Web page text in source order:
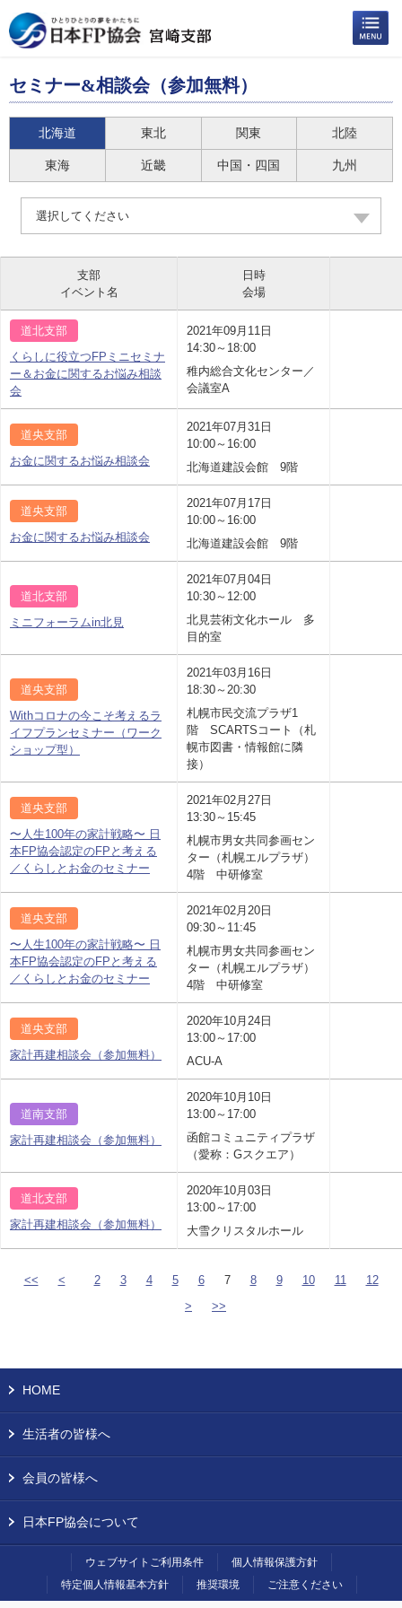
セミナー&相談会（参加無料）
北海道 東北 関東 北陸
東海 近畿 中国・四国 九州
選択してください
支部
イベント名
日時
会場
道北支部
くらしに役立つFPミニセミナ
ー＆お金に関するお悩み相談
会
2021年09月11日
14:30～18:00
稚内総合文化センター／
会議室A
道央支部
お金に関するお悩み相談会
2021年07月31日
10:00～16:00
北海道建設会館 9階
道央支部
お金に関するお悩み相談会
2021年07月17日
10:00～16:00
北海道建設会館 9階
道北支部
ミニフォーラムin北見
2021年07月04日
10:30～12:00
北見芸術文化ホール 多
目的室
道央支部
Withコロナの今こそ考えるラ
イフプランセミナー（ワーク
ショップ型）
2021年03月16日
18:30～20:30
札幌市民交流プラザ1
階 SCARTSコート（札
幌市図書・情報館に隣
接）
道央支部
〜人生100年の家計戦略〜 日
本FP協会認定のFPと考える
／くらしとお金のセミナー
2021年02月27日
13:30～15:45
札幌市男女共同参画セン
ター（札幌エルプラザ）
4階 中研修室
道央支部
〜人生100年の家計戦略〜 日
本FP協会認定のFPと考える
／くらしとお金のセミナー
2021年02月20日
09:30～11:45
札幌市男女共同参画セン
ター（札幌エルプラザ）
4階 中研修室
道央支部
家計再建相談会（参加無料）
2020年10月24日
13:00～17:00
ACU-A
道南支部
家計再建相談会（参加無料）
2020年10月10日
13:00～17:00
函館コミュニティプラザ
（愛称：Gスクエア）
道北支部
家計再建相談会（参加無料）
2020年10月03日
13:00～17:00
大雪クリスタルホール
<< < 2 3 4 5 6 7 8 9 10 11
12
>
>>
HOME
生活者の皆様へ
会員の皆様へ
日本FP協会について
ウェブサイトご利用条件
個人情報保護方針
特定個人情報基本方針
推奨環境 ご注意ください